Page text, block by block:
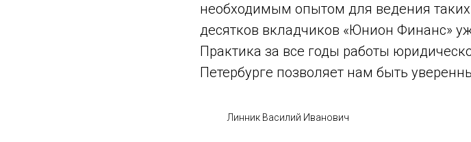
необходимым опытом для ведения
десятков вкладчиков «Юнион Финанс»
Практика за все годы работы
Петербурге позволяет нам быть
Линник Василий Иванович